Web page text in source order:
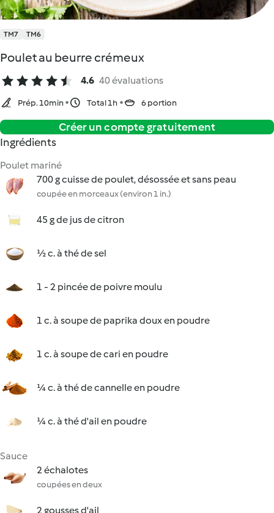
TM7 TM6
Poulet au beurre crémeux
4.6 40 évaluations
Prép. 10min Total 1h 6 portion
Créer un compte gratuitement
Ingrédients
Poulet mariné
700 g cuisse de poulet, désossée et sans peau
coupée en morceaux (environ 1 in.)
45 g de jus de citron
½ c. à thé de sel
1 - 2 pincée de poivre moulu
1 c. à soupe de paprika doux en poudre
1 c. à soupe de cari en poudre
¼ c. à thé de cannelle en poudre
¼ c. à thé d'ail en poudre
Sauce
2 échalotes
coupées en deux
2 gousses d'ail